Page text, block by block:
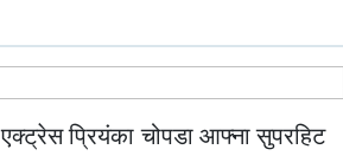
प्रियंका चोपडा आफ्ना सुपरहिट